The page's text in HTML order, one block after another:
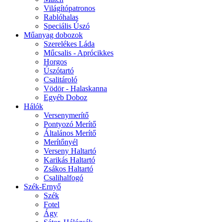
Világítópatronos
Rablóhalas
Speciális Úszó
Műanyag dobozok
Szerelékes Láda
Műcsalis - Aprócikkes
Horgos
Úszótartó
Csalitároló
Vödör - Halaskanna
Egyéb Doboz
Hálók
Versenymerítő
Pontyozó Merítő
Általános Merítő
Merítőnyél
Verseny Haltartó
Karikás Haltartó
Zsákos Haltartó
Csalihalfogó
Szék-Ernyő
Szék
Fotel
Ágy